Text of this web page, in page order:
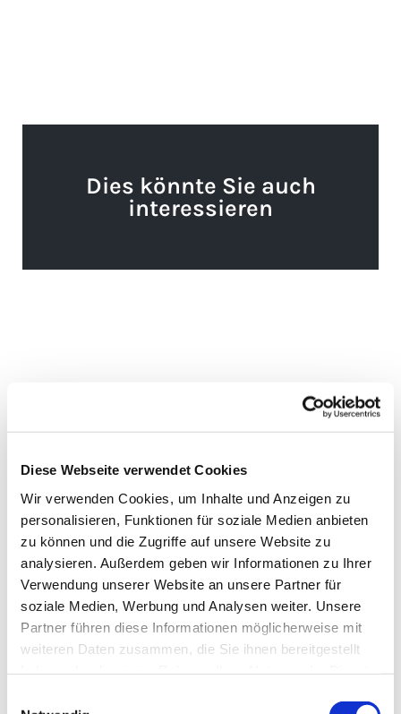
Diese Webseite verwendet Cookies
Wir verwenden Cookies, um Inhalte und Anzeigen zu
personalisieren, Funktionen für soziale Medien anbieten
zu können und die Zugriffe auf unsere Website zu
analysieren. Außerdem geben wir Informationen zu Ihrer
Verwendung unserer Website an unsere Partner für
soziale Medien, Werbung und Analysen weiter. Unsere
Partner führen diese Informationen möglicherweise mit
weiteren Daten zusammen, die Sie ihnen bereitgestellt
Dies könnte Sie auch
interessieren